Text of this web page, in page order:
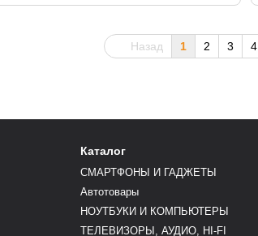
Назад 1 2 3 4
Каталог
СМАРТФОНЫ И ГАДЖЕТЫ
Автотовары
НОУТБУКИ И КОМПЬЮТЕРЫ
ТЕЛЕВИЗОРЫ, АУДИО, HI-FI